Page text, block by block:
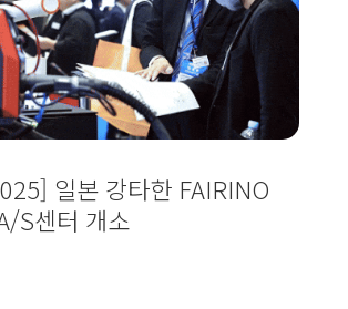
일본 강타한 FAIRINO
S센터 개소